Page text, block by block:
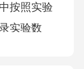
按照实验
实验数